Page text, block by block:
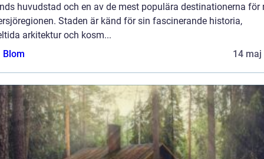
huvudstad och en av de mest populära destinationerna för
Staden är känd för sin fascinerande historia,
arkitektur och kosm...
Blom
14 maj